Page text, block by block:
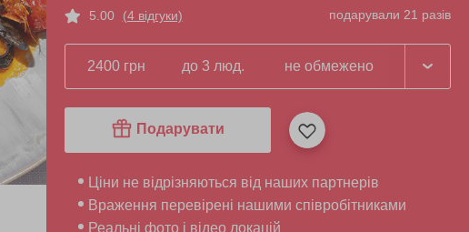
5.00 (4 відгуки) подарували 21 разів
2400 грн до 3 люд. не обмежено
Подарувати
Ціни не відрізняються від наших партнерів
Враження перевірені нашими співробітниками
Реальні фото і відео локацій